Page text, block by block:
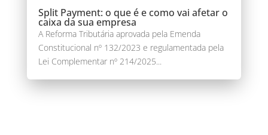
Split Payment: o que é e como vai afetar o
caixa da sua empresa
A Reforma Tributária aprovada pela Emenda
Constitucional nº 132/2023 e regulamentada pela
Lei Complementar nº 214/2025...